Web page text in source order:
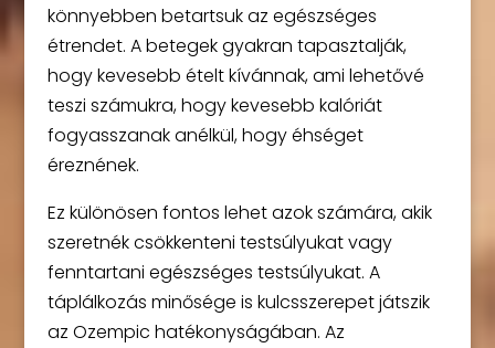
könnyebben betartsuk az egészséges
étrendet. A betegek gyakran tapasztalják,
hogy kevesebb ételt kívánnak, ami lehetővé
teszi számukra, hogy kevesebb kalóriát
fogyasszanak anélkül, hogy éhséget
éreznének.
Ez különösen fontos lehet azok számára, akik
szeretnék csökkenteni testsúlyukat vagy
fenntartani egészséges testsúlyukat. A
táplálkozás minősége is kulcsszerepet játszik
az Ozempic hatékonyságában. Az